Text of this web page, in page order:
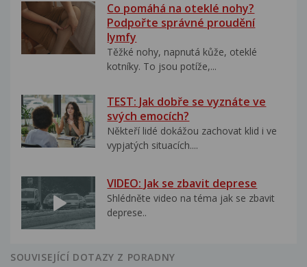
Co pomáhá na oteklé nohy?
Podpořte správné proudění
lymfy
Těžké nohy, napnutá kůže, oteklé
kotníky. To jsou potíže,...
TEST: Jak dobře se vyznáte ve
svých emocích?
Někteří lidé dokážou zachovat klid i ve
vypjatých situacích....
VIDEO: Jak se zbavit deprese
Shlédněte video na téma jak se zbavit
deprese..
SOUVISEJÍCÍ DOTAZY Z PORADNY